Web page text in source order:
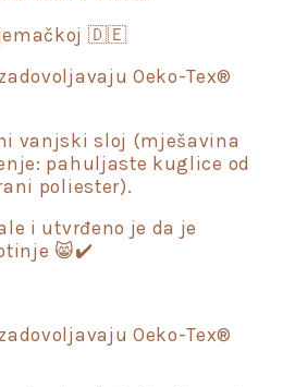
🇩🇪
Oeko-Tex®
vanjski sloj (mješavina
pahuljaste kuglice od
poliester).
i utvrđeno je da je
😸✔️
Oeko-Tex®